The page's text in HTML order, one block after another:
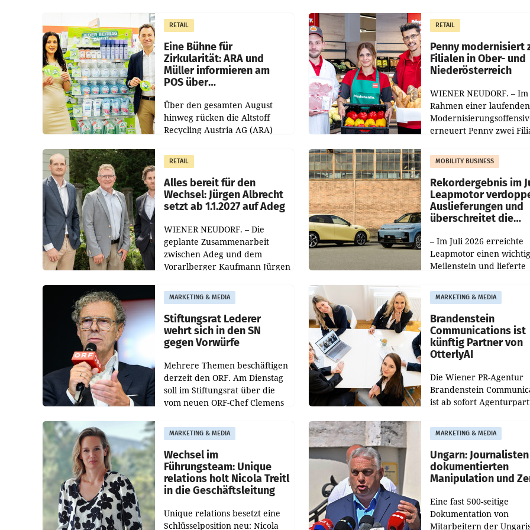
RETAIL
Eine Bühne für
Zirkularität: ARA und
Müller informieren am
POS über
Über den gesamten August
hinweg rücken die Altstoff
Recycling Austria AG (ARA)
Müller die Initiative „Kreislauf-
Helden“ in allen
österreichischen Müller-Filialen
RETAIL
Penny modernisiert
Filialen in Ober- und
Niederösterreich
WIENER NEUDORF. – Im
Rahmen einer laufenden
erneuert Penny zwei
Die beiden Standorte
Haag sowie im rund
RETAIL
Alles bereit für den
Wechsel: Jürgen Albrecht
setzt ab 1.1.2027 auf Adeg
WIENER NEUDORF. – Die
geplante Zusammenarbeit
zwischen Adeg und dem
Vorarlberger Kaufmann Jürgen
freigegeben: Die
Bundeswettbewerbsbehörde
und der Bundeskartellanwalt
MOBILITY BUSINESS
Rekordergebnis im
Leapmotor
Auslieferungen und
überschreitet die
– Im Juli 2026 erreichte
Leapmotor einen
Meilenstein und lieferte
aus, womit sich das
gegenüber Juli 2025
verdoppelte (+102
MARKETING & MEDIA
Stiftungsrat Lederer
wehrt sich in den SN
gegen Vorwürfe
Mehrere Themen beschäftigen
derzeit den ORF. Am Dienstag
soll im Stiftungsrat über die
vom neuen ORF-Chef Clemens
Besetzungen für die
Direktionen abgestimmt
werden.
MARKETING & MEDIA
Brandenstein
Communications ist
künftig Partner von
OtterlyAI
Die Wiener PR-Agentur
Brandenstein
ist ab sofort
Optimierungsplattform
OtterlyAI. Damit baut die
Agentur ihr
MARKETING & MEDIA
Wechsel im
Führungsteam: Unique
relations holt Nicola Treitl
in die Geschäftsleitung
Unique relations besetzt eine
Schlüsselposition neu: Nicola
MARKETING & MEDIA
Ungarn: Journalisten
dokumentierten
Manipulation und
Eine fast 500-seitige
Dokumentation von
Mitarbeitern der